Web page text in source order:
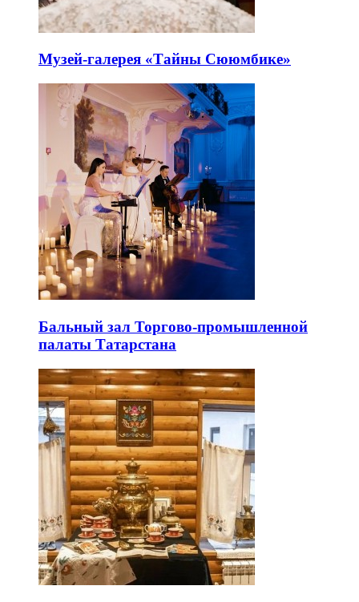
Музей-галерея «Тайны Сююмбике»
Бальный зал Торгово-промышленной
палаты Татарстана